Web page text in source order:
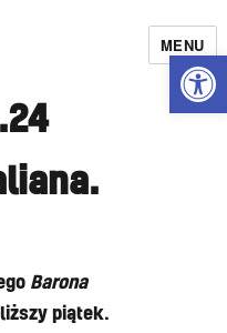
MENU
Barona
piątek.